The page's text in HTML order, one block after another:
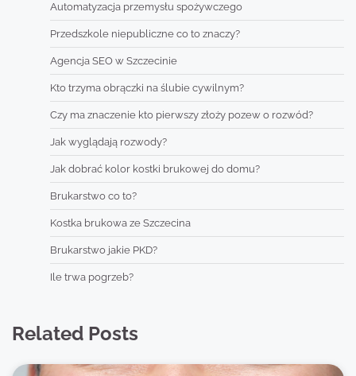
Automatyzacja przemysłu spożywczego
Przedszkole niepubliczne co to znaczy?
Agencja SEO w Szczecinie
Kto trzyma obrączki na ślubie cywilnym?
Czy ma znaczenie kto pierwszy złoży pozew o rozwód?
Jak wyglądają rozwody?
Jak dobrać kolor kostki brukowej do domu?
Brukarstwo co to?
Kostka brukowa ze Szczecina
Brukarstwo jakie PKD?
Ile trwa pogrzeb?
Related Posts